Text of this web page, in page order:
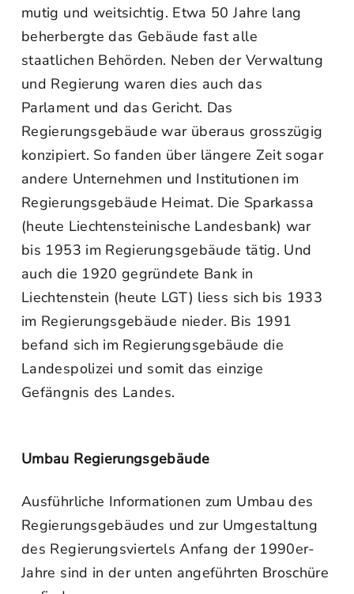
mutig und weitsichtig. Etwa 50 Jahre lang
beherbergte das Gebäude fast alle
staatlichen Behörden. Neben der Verwaltung
und Regierung waren dies auch das
Parlament und das Gericht. Das
Regierungsgebäude war überaus grosszügig
konzipiert. So fanden über längere Zeit sogar
andere Unternehmen und Institutionen im
Regierungsgebäude Heimat. Die Sparkassa
(heute Liechtensteinische Landesbank) war
bis 1953 im Regierungsgebäude tätig. Und
auch die 1920 gegründete Bank in
Liechtenstein (heute LGT) liess sich bis 1933
im Regierungsgebäude nieder. Bis 1991
befand sich im Regierungsgebäude die
Landespolizei und somit das einzige
Gefängnis des Landes.
Umbau Regierungsgebäude
Ausführliche Informationen zum Umbau des
Regierungsgebäudes und zur Umgestaltung
des Regierungsviertels Anfang der 1990er-
Jahre sind in der unten angeführten Broschüre